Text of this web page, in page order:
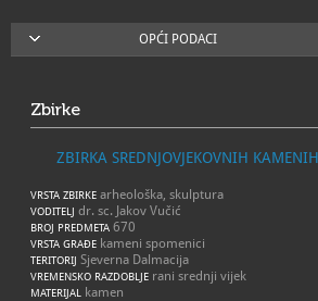
OPĆI PODACI
Zbirke
ZBIRKA SREDNJOVJEKOVNIH
VRSTA ZBIRKE arheološka, skulptura
VODITELJ dr. sc. Jakov Vučić
BROJ PREDMETA 670
VRSTA GRAĐE kameni spomenici
TERITORIJ Sjeverna Dalmacija
VREMENSKO RAZDOBLJE rani srednji vijek
MATERIJAL kamen